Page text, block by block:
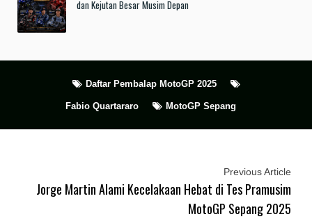
dan Kejutan Besar Musim Depan
Daftar Pembalap MotoGP 2025
Fabio Quartararo MotoGP Sepang
Previous Article
Jorge Martin Alami Kecelakaan Hebat di Tes Pramusim
MotoGP Sepang 2025